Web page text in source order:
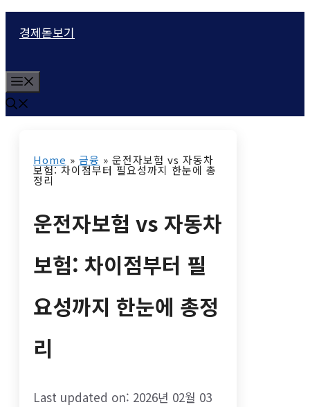
츠
로
건
경제돋보기
e
n
Home » 금융 » 운전자보험 vs 자동차
보험: 차이점부터 필요성까지 한눈에 총
정리
운전자보험 vs 자동차
보험: 차이점부터 필
요성까지 한눈에 총정
리
Last updated on: 2026년 02월 03